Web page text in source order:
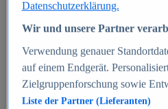
Umsatz von Amazon in
2010-2025
B2C-E-Commerce:
Deutschland 2024
Marktanteile von
Deutschland 2024
Umsatzstarke
Deutschland 2023-2025
Datenschutzerklärung.
Wir und unsere Partner
Verwendung genauer
auf einem Endgerät.
Zielgruppenforschung sowie
Liste der Partner (Lieferanten)